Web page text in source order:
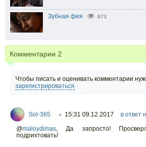
Зубная фея 873
Комментарии 2
Чтобы писать и оценивать комментарии
зарегистрироваться
Sol-365 ○ 15:31 09.12.2017 в ответ
@maloydimas,Да запросто!
подрихтовать!